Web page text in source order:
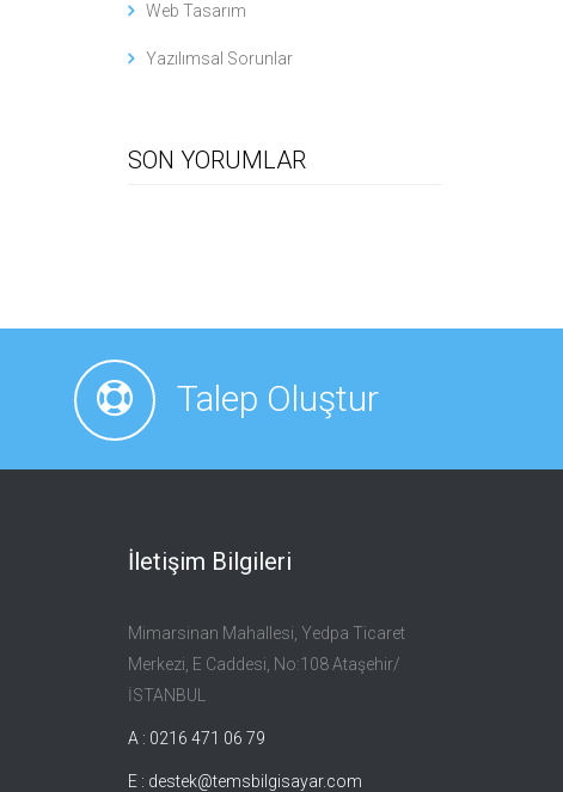
Web Tasarım
Yazılımsal Sorunlar
SON YORUMLAR
Talep Oluştur
İletişim Bilgileri
Mimarsinan Mahallesi, Yedpa Ticaret
Merkezi, E Caddesi, No:108 Ataşehir/
İSTANBUL
A : 0216 471 06 79
E : destek@temsbilgisayar.com